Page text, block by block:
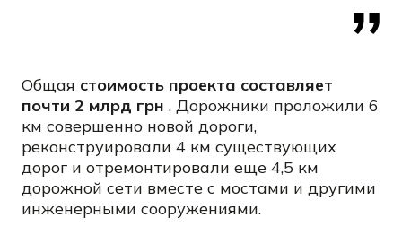
Общая стоимость проекта составляет
почти 2 млрд грн . Дорожники проложили 6
км совершенно новой дороги,
реконструировали 4 км существующих
дорог и отремонтировали еще 4,5 км
дорожной сети вместе с мостами и другими
инженерными сооружениями.